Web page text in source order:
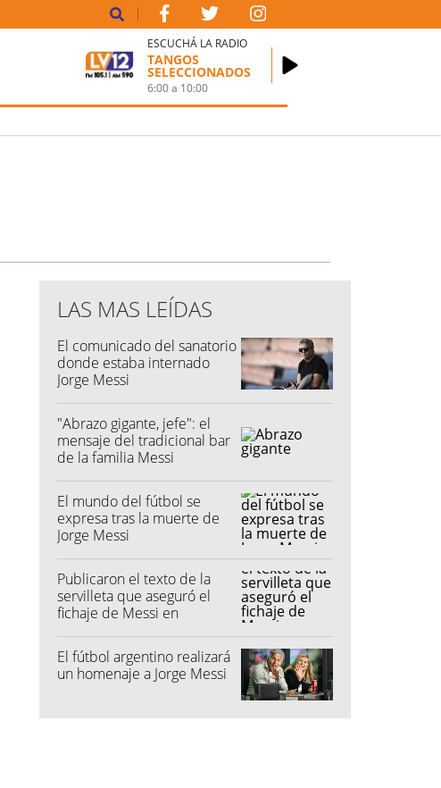
ESCUCHÁ LA RADIO
TANGOS
SELECCIONADOS
6:00a 10:00
LAS MAS LEÍDAS
El comunicado del sanatorio
donde estaba internado
Jorge Messi
"Abrazo gigante, jefe": el
mensaje del tradicional bar
de la familia Messi
El mundo del fútbol se
expresa tras la muerte de
Jorge Messi
Publicaron el texto de la
servilleta que aseguró el
fichaje de Messi en
El fútbol argentino realizará
un homenaje a Jorge Messi